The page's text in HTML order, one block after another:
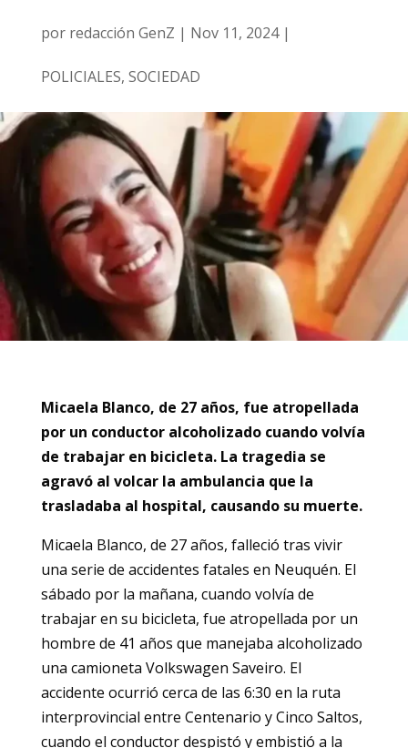
por redacción GenZ | Nov 11, 2024|
POLICIALES, SOCIEDAD
Micaela Blanco, de 27 años, fue atropellada
por un conductor alcoholizado cuando volvía
de trabajar en bicicleta. La tragedia se
agravó al volcar la ambulancia que la
trasladaba al hospital, causando su muerte.
Micaela Blanco, de 27 años, falleció tras vivir
una serie de accidentes fatales en Neuquén. El
sábado por la mañana, cuando volvía de
trabajar en su bicicleta, fue atropellada por un
hombre de 41 años que manejaba alcoholizado
una camioneta Volkswagen Saveiro. El
accidente ocurrió cerca de las 6:30 en la ruta
interprovincial entre Centenario y Cinco Saltos,
cuando el conductor despistó y embistió a la